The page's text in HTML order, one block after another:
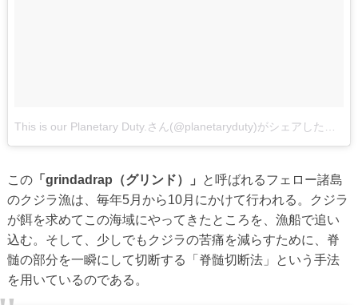
この「grindadrap（グリンド）」
と呼ばれるフェロー諸島
のクジラ漁は、毎年5月から10月にかけて行われる。クジラ
が餌を求めてこの海域にやってきたところを、漁船で追い
込む。そして、少しでもクジラの苦痛を減らすために、脊
髄の部分を一瞬にして切断する「脊髄切断法」という手法
を用いているのである。